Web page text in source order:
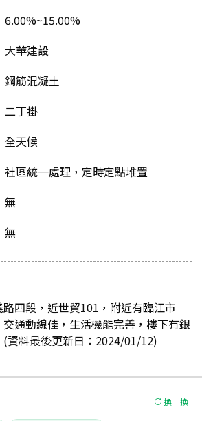
6.00%~15.00%
大華建設
鋼筋混凝土
二丁掛
全天候
社區統一處理，定時定點堆置
無
無
四段，近世貿101，附近有臨江市
通動線佳，生活機能完善，樓下有銀
資料最後更新日：2024/01/12)
換一換